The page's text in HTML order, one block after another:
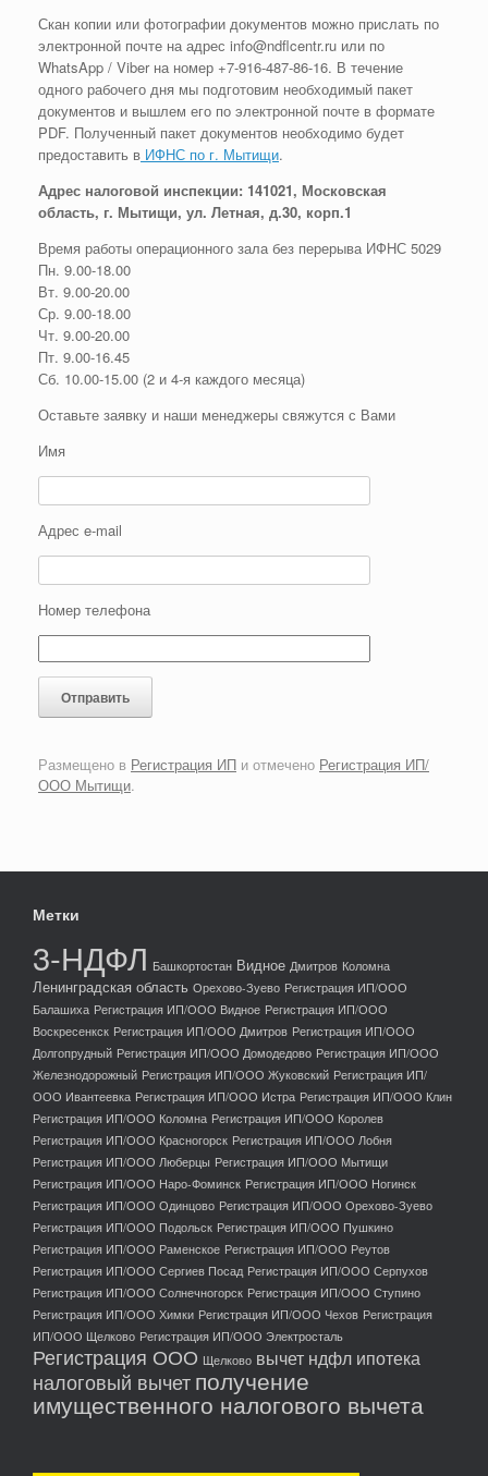
Скан копии или фотографии документов можно прислать по
электронной почте на адрес info@ndflcentr.ru или по
WhatsApp / Viber на номер +7-916-487-86-16. В течение
одного рабочего дня мы подготовим необходимый пакет
документов и вышлем его по электронной почте в формате
PDF. Полученный пакет документов необходимо будет
предоставить в ИФНС по г. Мытищи.
Адрес налоговой инспекции: 141021, Московская
область, г. Мытищи, ул. Летная, д.30, корп.1
Время работы операционного зала без перерыва ИФНС 5029
Пн. 9.00-18.00
Вт. 9.00-20.00
Ср. 9.00-18.00
Чт. 9.00-20.00
Пт. 9.00-16.45
Сб. 10.00-15.00 (2 и 4-я каждого месяца)
Оставьте заявку и наши менеджеры свяжутся с Вами
Имя
Адрес e-mail
Номер телефона
Размещено в Регистрация ИП и отмечено Регистрация ИП/
ООО Мытищи.
Метки
3-НДФЛ Башкортостан Видное Дмитров Коломна
Ленинградская область Орехово-Зуево Регистрация ИП/ООО
Балашиха Регистрация ИП/ООО Видное Регистрация ИП/ООО
Воскресенкск Регистрация ИП/ООО Дмитров Регистрация ИП/ООО
Долгопрудный Регистрация ИП/ООО Домодедово Регистрация ИП/ООО
Железнодорожный Регистрация ИП/ООО Жуковский Регистрация ИП/
ООО Ивантеевка Регистрация ИП/ООО Истра Регистрация ИП/ООО Клин
Регистрация ИП/ООО Коломна Регистрация ИП/ООО Королев
Регистрация ИП/ООО Красногорск Регистрация ИП/ООО Лобня
Регистрация ИП/ООО Люберцы Регистрация ИП/ООО Мытищи
Регистрация ИП/ООО Наро-Фоминск Регистрация ИП/ООО Ногинск
Регистрация ИП/ООО Одинцово Регистрация ИП/ООО Орехово-Зуево
Регистрация ИП/ООО Подольск Регистрация ИП/ООО Пушкино
Регистрация ИП/ООО Раменское Регистрация ИП/ООО Реутов
Регистрация ИП/ООО Сергиев Посад Регистрация ИП/ООО Серпухов
Регистрация ИП/ООО Солнечногорск Регистрация ИП/ООО Ступино
Регистрация ИП/ООО Химки Регистрация ИП/ООО Чехов Регистрация
ИП/ООО Щелково Регистрация ИП/ООО Электросталь
Регистрация ООО Щелково вычет ндфл ипотека
налоговый вычетполучение
имущественного налогового вычета